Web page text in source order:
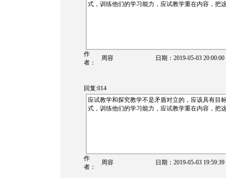
式，训练他们的学习能力，应试教学重在内容，把
作
者：
周容 日期： 2019-05-03 20:00:00
回复:014
应试教学和探究教学不是矛盾对立的，应该具有目
式，训练他们的学习能力，应试教学重在内容，把
作
者：
周容 日期： 2019-05-03 19:59:39